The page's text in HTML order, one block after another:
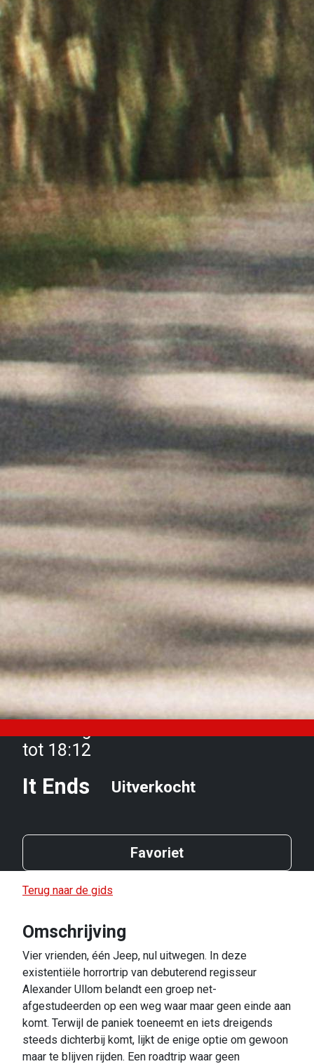
tot 18:12
It Ends Uitverkocht
Favoriet
Terug naar de gids
Omschrijving
Vier vrienden, één Jeep, nul uitwegen. In deze
existentiële horrortrip van debuterend regisseur
Alexander Ullom belandt een groep net-
afgestudeerden op een weg waar maar geen einde aan
komt. Terwijl de paniek toeneemt en iets dreigends
steeds dichterbij komt, lijkt de enige optie om gewoon
maar te blijven rijden. Een roadtrip waar geen